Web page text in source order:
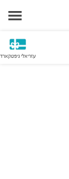
עזריאלי גיפטקארד